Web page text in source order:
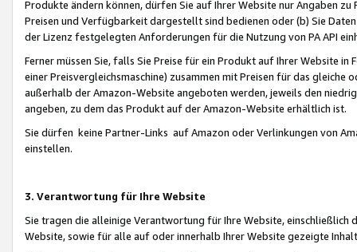
Produkte ändern können, dürfen Sie auf Ihrer Website nur Angaben
Preisen und Verfügbarkeit dargestellt sind bedienen oder (b) Sie
der Lizenz festgelegten Anforderungen für die Nutzung von PA API
Ferner müssen Sie, falls Sie Preise für ein Produkt auf Ihrer Website
einer Preisvergleichsmaschine) zusammen mit Preisen für das
außerhalb der Amazon-Website angeboten werden, jeweils den
angeben, zu dem das Produkt auf der Amazon-Website erhältlich ist.
Sie dürfen keine Partner-Links auf Amazon oder Verlinkungen von
einstellen.
3. Verantwortung für Ihre Website
Sie tragen die alleinige Verantwortung für Ihre Website,
Website, sowie für alle auf oder innerhalb Ihrer Website gezeigte